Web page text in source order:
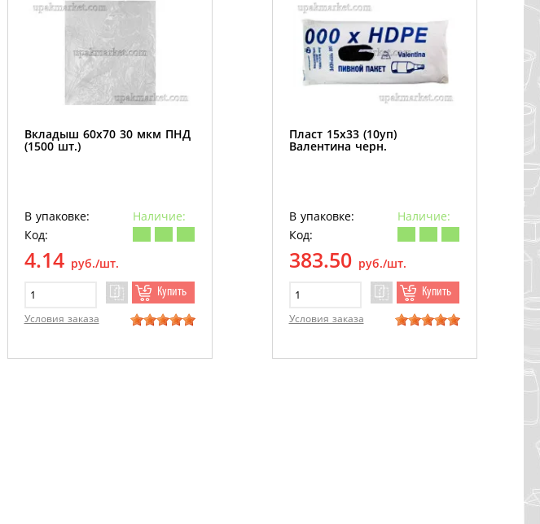
Вкладыш 60х70 30 мкм ПНД
(1500 шт.)
В упаковке:
Наличие:
Код:
4.14 руб./шт.
Купить
Условия заказа
Пласт 15х33 (10уп)
Валентина черн.
В упаковке:
Наличие:
Код:
383.50 руб./шт.
Купить
Условия заказа